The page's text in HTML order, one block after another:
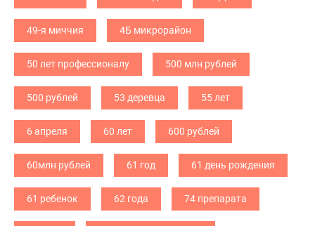
49-я миччия 4Б микрорайон
50 лет профессионалу 500 млн рублей
500 рублей 53 деревца 55 лет
6 апреля 60 лет 600 рублей
60млн рублей 61 год 61 день рождения
61 ребенок 62 года 74 препарата